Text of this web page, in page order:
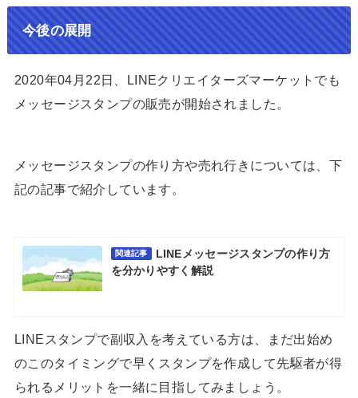
今後の展開
2020年04月22日、LINEクリエイターズマーケットでも
メッセージスタンプの販売が開始されました。
メッセージスタンプの作り方や売れ行きについては、下
記の記事で紹介しています。
関連記事
LINEメッセージスタンプの作り方
を分かりやすく解説
LINEスタンプで副収入を考えている方は、まだ出始め
のこのタイミングで早くスタンプを作成して先駆者が得
られるメリットを一緒に目指してみましょう。